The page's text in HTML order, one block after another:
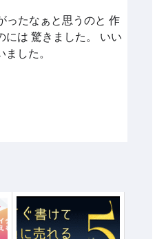
ったなぁと思うのと 作
には 驚きました。 いい
した。